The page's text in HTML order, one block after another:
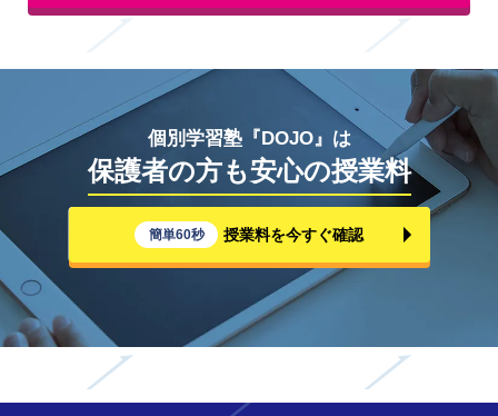
個別学習塾『DOJO』は
保護者の方も安心の授業料
簡単60秒 授業料を今すぐ確認